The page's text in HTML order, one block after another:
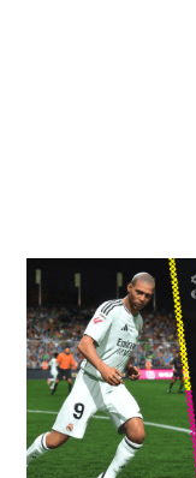
content